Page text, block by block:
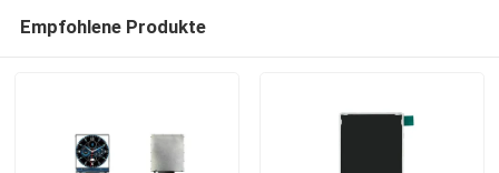
Empfohlene Produkte